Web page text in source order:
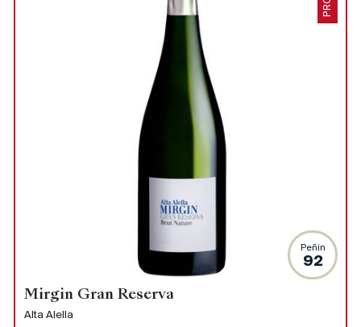
Peñin
92
Mirgin Gran Reserva
Alta Alella